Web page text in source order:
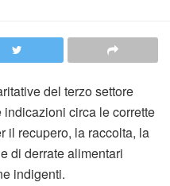
del terzo settore
indicazioni circa le corrette
il recupero, la raccolta, la
di derrate alimentari
indigenti.